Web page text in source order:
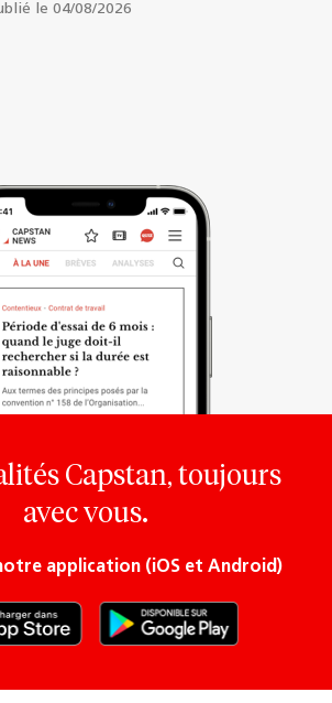
le 04/08/2026
Capstan, toujours
avec vous.
application (iOS et Android)